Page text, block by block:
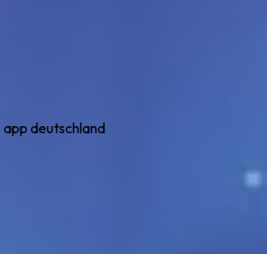
app deutschland